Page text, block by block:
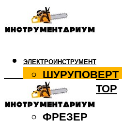
ЭЛЕКТРОИНСТРУМЕНТ
ШУРУПОВЕРТ
ПЕРФОРАТОР
ДРЕЛЬ
ФРЕЗЕР